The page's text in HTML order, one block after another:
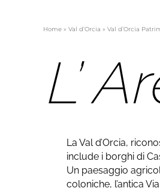
Home » Val d’Orcia » Val d’Orcia
L’
La Val d’Orcia,
include i borghi di
Un paesaggio
coloniche, l’antica